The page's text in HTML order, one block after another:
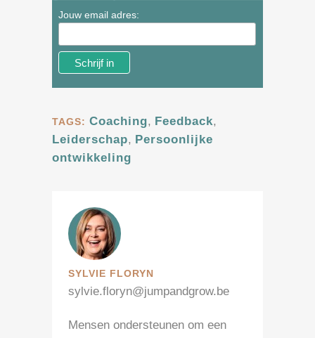
Jouw email adres:
TAGS: Coaching, Feedback,
Leiderschap, Persoonlijke
ontwikkeling
SYLVIE FLORYN
sylvie.floryn@jumpandgrow.be
Mensen ondersteunen om een